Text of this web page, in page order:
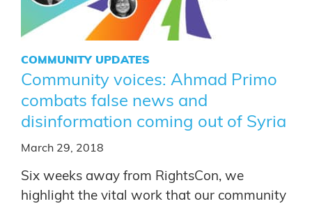
COMMUNITY UPDATES
Community voices: Ahmad Primo
combats false news and
disinformation coming out of Syria
March 29, 2018
Six weeks away from RightsCon, we
highlight the vital work that our community